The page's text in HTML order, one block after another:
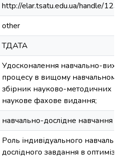
http://elar.tsatu.edu.ua/handle/
other
ТДАТА
Удосконалення навчально-
процесу в вищому навчальному
збірник науково-методичних
наукове фахове видання;
навчально-дослідне навчання
Роль індивідуального
дослідного завдання в